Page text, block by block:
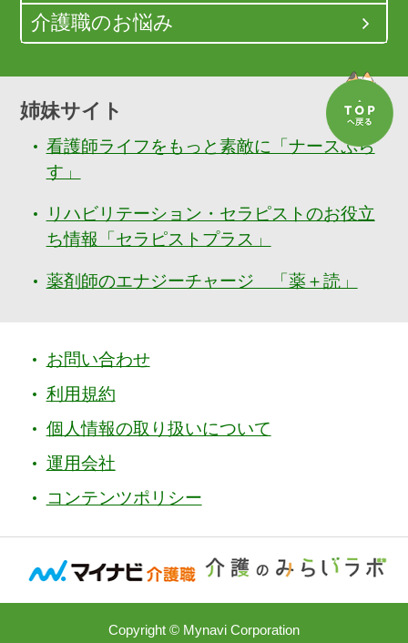
介護職のお悩み
姉妹サイト
看護師ライフをもっと素敵に「ナースぷら
す」
リハビリテーション・セラピストのお役立
ち情報「セラピストプラス」
薬剤師のエナジーチャージ 「薬＋読」
お問い合わせ
利用規約
個人情報の取り扱いについて
運用会社
コンテンツポリシー
Copyright © Mynavi Corporation